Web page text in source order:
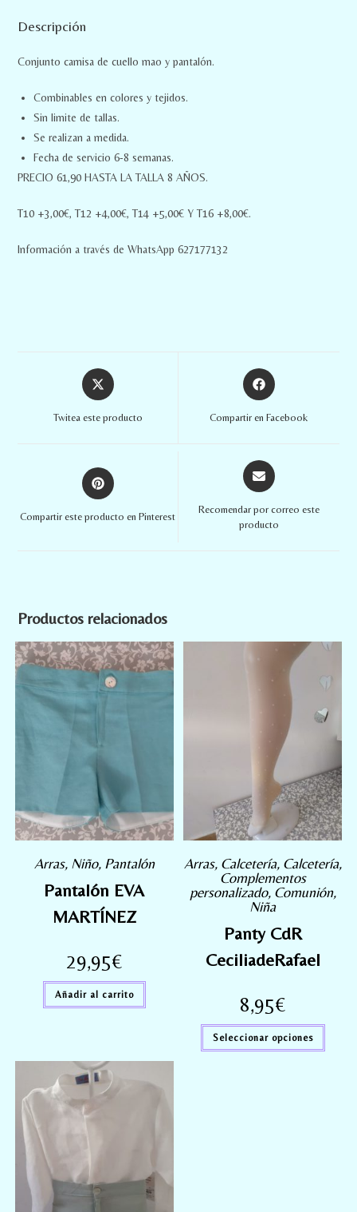
Descripción
Conjunto camisa de cuello mao y pantalón.
Combinables en colores y tejidos.
Sin limite de tallas.
Se realizan a medida.
Fecha de servicio 6-8 semanas.
PRECIO 61,90 HASTA LA TALLA 8 AÑOS.
T10 +3,00€, T12 +4,00€, T14 +5,00€ Y T16 +8,00€.
Información a través de WhatsApp 627177132
Twitea este producto Compartir en Facebook
Compartir este producto en Pinterest
Recomendar por correo este
producto
Productos relacionados
Arras, Niño, Pantalón
Pantalón EVA
MARTÍNEZ
29,95€
Añadir al carrito
Arras, Calcetería, Calcetería,
Complementos
personalizado, Comunión,
Niña
Panty CdR
CeciliadeRafael
8,95€
Seleccionar opciones